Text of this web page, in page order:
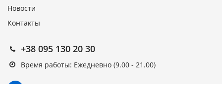
Новости
Контакты
+38 095 130 20 30
Время работы: Ежедневно (9.00 - 21.00)